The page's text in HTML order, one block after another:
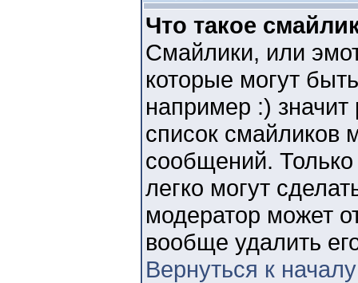
Что такое
Смайлики, или
которые могут
например :) значит
список смайликов
сообщений. Только
легко могут
модератор может
вообще удалить
Вернуться к началу